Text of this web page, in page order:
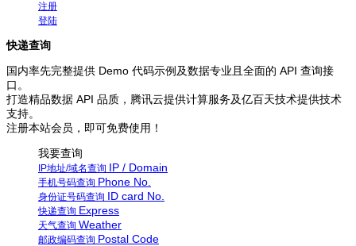
注册
登陆
快递查询
国内率先完整提供 Demo 代码示例及数据专业且全面的 API 查询接
口。
打造精品数据 API 品质，腾讯云提供计算服务及亿百天技术提供技术
支持。
注册本站会员，即可免费使用！
我要查询
IP地址/域名查询 IP / Domain
手机号码查询 Phone No.
身份证号码查询 ID card No.
快递查询 Express
天气查询 Weather
邮政编码查询 Postal Code